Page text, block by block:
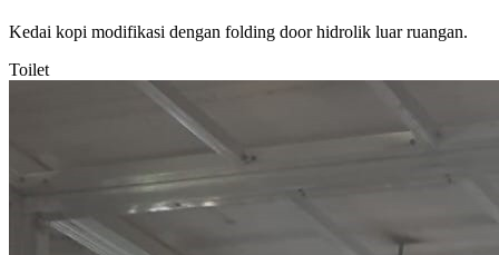
Kedai kopi modifikasi dengan folding door hidrolik luar ruangan.
Toilet